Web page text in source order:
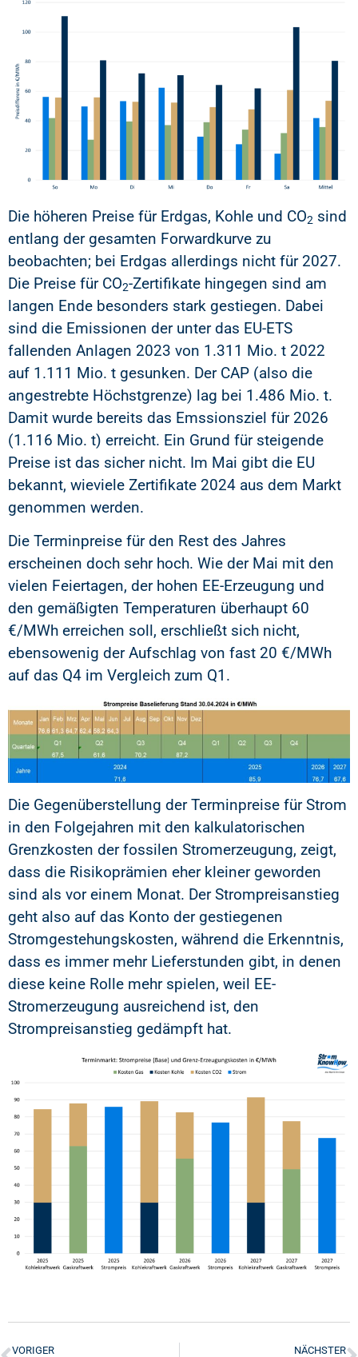
Die höheren Preise für Erdgas, Kohle und CO2 sind
entlang der gesamten Forwardkurve zu
beobachten; bei Erdgas allerdings nicht für 2027.
Die Preise für CO2-Zertifikate hingegen sind am
langen Ende besonders stark gestiegen. Dabei
sind die Emissionen der unter das EU-ETS
fallenden Anlagen 2023 von 1.311 Mio. t 2022
auf 1.111 Mio. t gesunken. Der CAP (also die
angestrebte Höchstgrenze) lag bei 1.486 Mio. t.
Damit wurde bereits das Emssionsziel für 2026
(1.116 Mio. t) erreicht. Ein Grund für steigende
Preise ist das sicher nicht. Im Mai gibt die EU
bekannt, wieviele Zertifikate 2024 aus dem Markt
genommen werden.
Die Terminpreise für den Rest des Jahres
erscheinen doch sehr hoch. Wie der Mai mit den
vielen Feiertagen, der hohen EE-Erzeugung und
den gemäßigten Temperaturen überhaupt 60
€/MWh erreichen soll, erschließt sich nicht,
ebensowenig der Aufschlag von fast 20 €/MWh
auf das Q4 im Vergleich zum Q1.
Die Gegenüberstellung der Terminpreise für Strom
in den Folgejahren mit den kalkulatorischen
Grenzkosten der fossilen Stromerzeugung, zeigt,
dass die Risikoprämien eher kleiner geworden
sind als vor einem Monat. Der Strompreisanstieg
geht also auf das Konto der gestiegenen
Stromgestehungskosten, während die Erkenntnis,
dass es immer mehr Lieferstunden gibt, in denen
diese keine Rolle mehr spielen, weil EE-
Stromerzeugung ausreichend ist, den
Strompreisanstieg gedämpft hat.
VORIGER NÄCHSTER